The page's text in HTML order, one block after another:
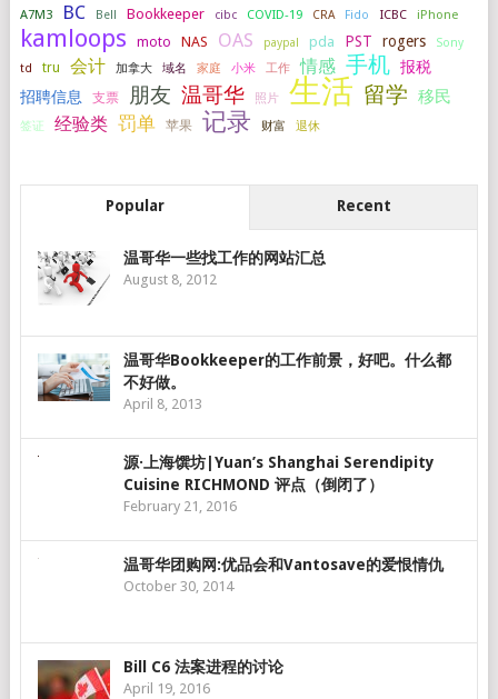
A7M3 BC Bell Bookkeeper cibc COVID-19 CRA Fido ICBC iPhone
kamloops moto NAS OAS paypal pda PST rogers
Sony
td
tru 会计 加拿大 域名 家庭 小米 工作 情感 手机 报税
招聘信息
支票 朋友 温哥华 照片 生活 留学 移民
签证 经验类 罚单 苹果 记录 财富 退休
Popular Recent
温哥华一些找工作的网站汇总
August 8, 2012
温哥华Bookkeeper的工作前景，好吧。什么都
不好做。
April 8, 2013
源·上海馔坊|Yuan’s Shanghai Serendipity
Cuisine RICHMOND 评点（倒闭了）
February 21, 2016
温哥华团购网:优品会和Vantosave的爱恨情仇
October 30, 2014
Bill C6 法案进程的讨论
April 19, 2016